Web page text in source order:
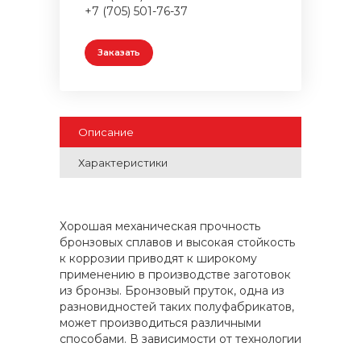
+7 (705) 501-76-37
Заказать
Описание
Характеристики
Хорошая механическая прочность
бронзовых сплавов и высокая стойкость
к коррозии приводят к широкому
применению в производстве заготовок
из бронзы. Бронзовый пруток, одна из
разновидностей таких полуфабрикатов,
может производиться различными
способами. В зависимости от технологии